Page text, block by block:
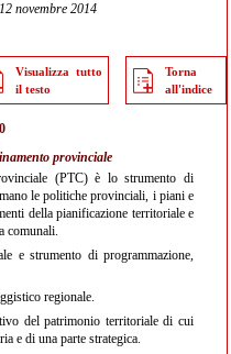
novembre 2014
Visualizza tutto
il testo
Torna
all'indice
provinciale
(PTC) è lo strumento di
le politiche provinciali, i piani e
della pianificazione territoriale e
comunali.
e strumento di programmazione,
regionale.
del patrimonio territoriale di cui
e di una parte strategica.